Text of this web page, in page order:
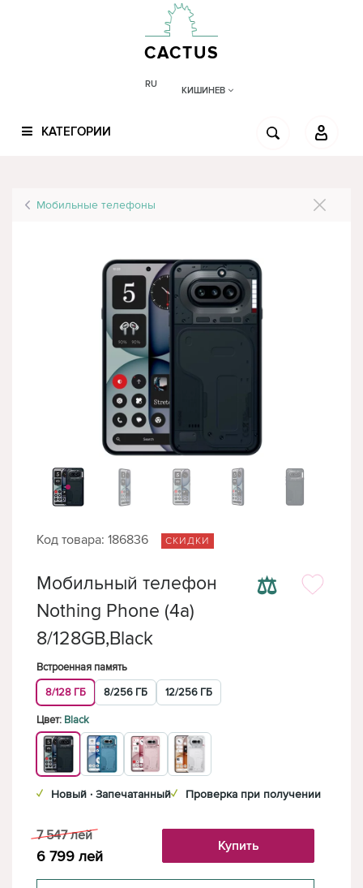
CACTUS
RU
КИШИНЕВ
КАТЕГОРИИ
Мобильные телефоны
Код товара: 186836 СКИДКИ
⚖
Мобильный телефон
Nothing Phone (4a)
8/128GB,Black
Встроенная память
8/128 ГБ
8/256 ГБ 12/256 ГБ
Цвет: Black
✓ Новый · Запечатанный✓ Проверка при получении
7 547 лей
6 799 лей
Купить